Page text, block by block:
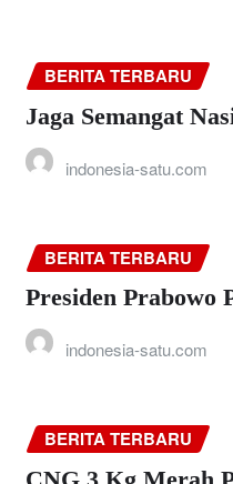
BERITA TERBARU
Jaga Semangat
indonesia-satu.com
BERITA TERBARU
Presiden Prabowo
indonesia-satu.com
BERITA TERBARU